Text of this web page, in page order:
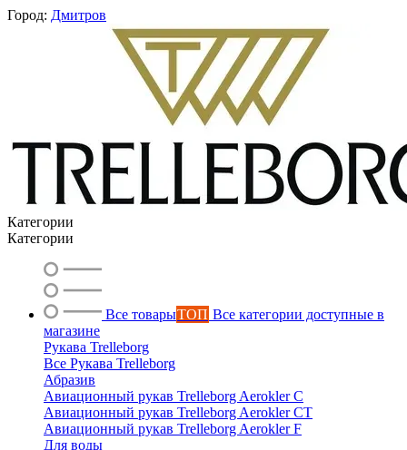
Город: Дмитров
Категории
Категории
Все товарыТОП Все категории доступные в
магазине
Рукава Trelleborg
Все Рукава Trelleborg
Абразив
Авиационный рукав Trelleborg Aerokler C
Авиационный рукав Trelleborg Aerokler CT
Авиационный рукав Trelleborg Aerokler F
Для воды
Вероника
онлайн